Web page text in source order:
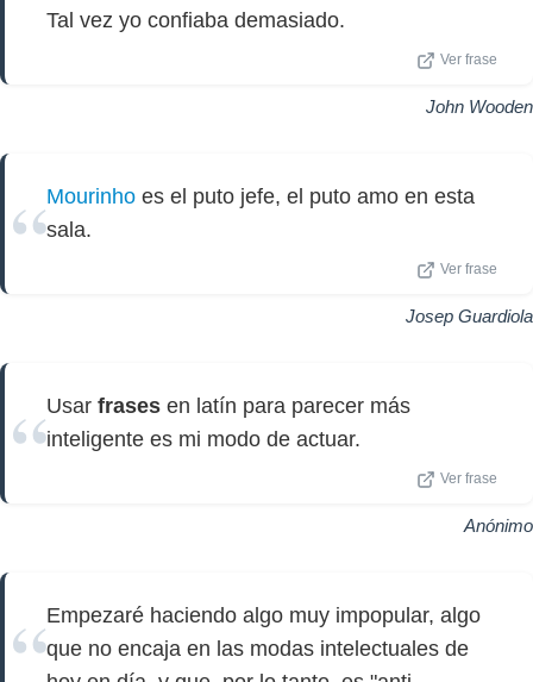
Tal vez yo confiaba demasiado.
Ver frase
John Wooden
Mourinho es el puto jefe, el puto amo en esta
sala.
Ver frase
Josep Guardiola
Usar frases en latín para parecer más
inteligente es mi modo de actuar.
Ver frase
Anónimo
Empezaré haciendo algo muy impopular, algo
que no encaja en las modas intelectuales de